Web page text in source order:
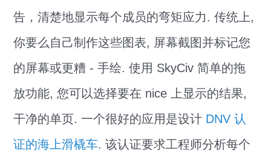
告，清楚地​​显示每个成员的弯矩应力. 传统上,
你要么自己制作这些图表, 屏幕截图并标记您
的屏幕或更糟 - 手绘. 使用 SkyCiv 简单的拖
放功能, 您可以选择要在 nice 上显示的结果,
干净的单页. 一个很好的应用是设计 DNV 认
证的海上滑橇车. 该认证要求工程师分析每个